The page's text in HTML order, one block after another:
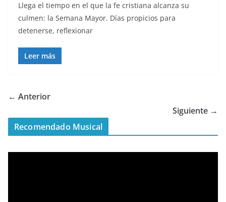
Llega el tiempo en el que la fe cristiana alcanza su
culmen: la Semana Mayor. Días propicios para
detenerse, reflexionar
Leer más
← Anterior
Siguiente →
Recomendado Musical